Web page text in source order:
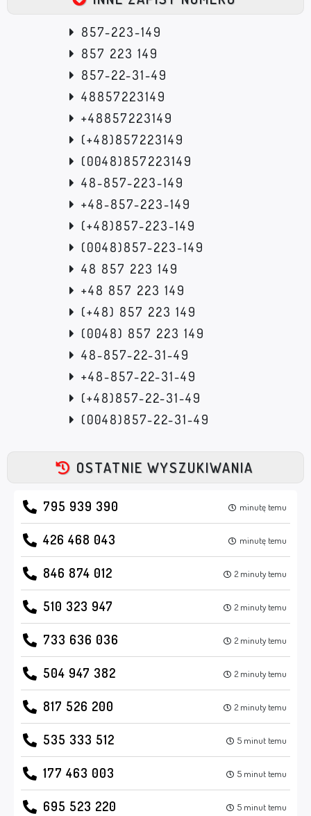
857-223-149
857 223 149
857-22-31-49
48857223149
+48857223149
(+48)857223149
(0048)857223149
48-857-223-149
+48-857-223-149
(+48)857-223-149
(0048)857-223-149
48 857 223 149
+48 857 223 149
(+48) 857 223 149
(0048) 857 223 149
48-857-22-31-49
+48-857-22-31-49
(+48)857-22-31-49
(0048)857-22-31-49
OSTATNIE WYSZUKIWANIA
795 939 390 minutę temu
426 468 043 minutę temu
846 874 012 2 minuty temu
510 323 947 2 minuty temu
733 636 036 2 minuty temu
504 947 382 2 minuty temu
817 526 200 2 minuty temu
535 333 512 5 minut temu
177 463 003 5 minut temu
695 523 220 5 minut temu